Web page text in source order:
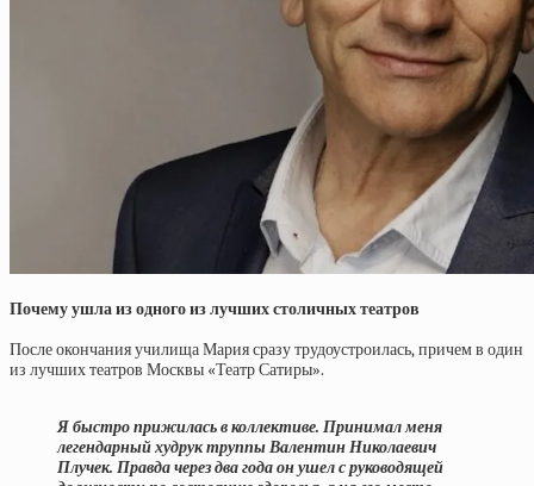
Почему ушла из одного из лучших столичных театров
После окончания училища Мария сразу трудоустроилась, причем в один
из лучших театров Москвы «Театр Сатиры».
Я быстро прижилась в коллективе. Принимал меня
легендарный худрук труппы Валентин Николаевич
Плучек. Правда через два года он ушел с руководящей